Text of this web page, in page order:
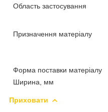
Область застосування
Призначення матеріалу
Форма поставки матеріалу
Ширина, мм
Приховати